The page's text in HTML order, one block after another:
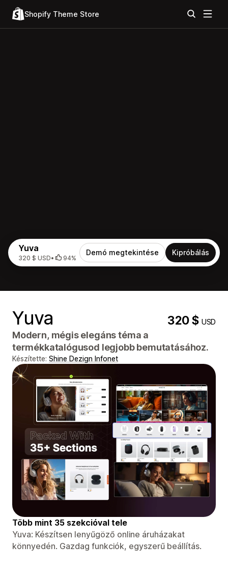
Shopify Theme Store
Yuva
320 $ USD• 94%
Demó megtekintése Kipróbálás
Yuva 320 $USD
Modern, mégis elegáns téma a
termékkatalógusod legjobb bemutatásához.
Készítette: Shine Dezign Infonet
Több mint 35 szekcióval tele
Yuva: Készítsen lenyűgöző online áruházakat
könnyedén. Gazdag funkciók, egyszerű beállítás.